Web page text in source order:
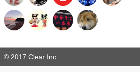
© 2017 Clear Inc.